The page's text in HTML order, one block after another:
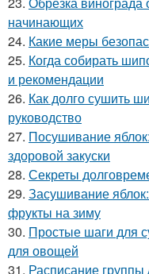
начинающих
24. Какие меры
25. Когда собирать
и рекомендации
26. Как долго сушить
руководство
27. Посушивание
здоровой закуски
28. Секреты
29. Засушивание
фрукты на зиму
30. Простые шаги для
для овощей
31. Расписание